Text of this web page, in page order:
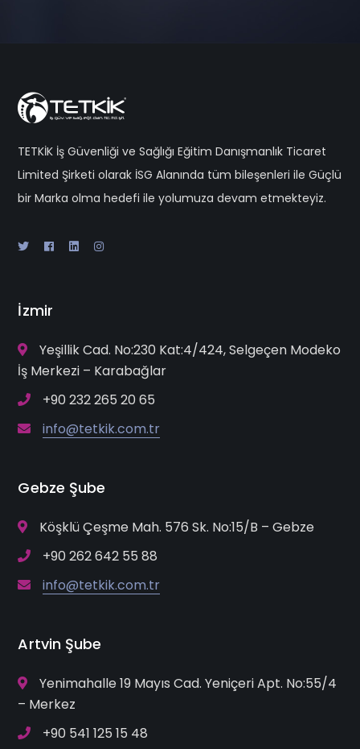
TETKİK İş Güvenliği ve Sağlığı Eğitim Danışmanlık Ticaret
Limited Şirketi olarak İSG Alanında tüm bileşenleri ile Güçlü
bir Marka olma hedefi ile yolumuza devam etmekteyiz.
İzmir
Yeşillik Cad. No:230 Kat:4/424, Selgeçen Modeko
İş Merkezi – Karabağlar
+90 232 265 20 65
info@tetkik.com.tr
Gebze Şube
Köşklü Çeşme Mah. 576 Sk. No:15/B – Gebze
+90 262 642 55 88
info@tetkik.com.tr
Artvin Şube
Yenimahalle 19 Mayıs Cad. Yeniçeri Apt. No:55/4
– Merkez
+90 541 125 15 48